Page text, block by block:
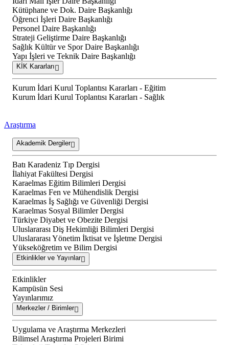
Kütüphane ve Dok. Daire Başkanlığı
Öğrenci İşleri Daire Başkanlığı
Personel Daire Başkanlığı
Strateji Geliştirme Daire Başkanlığı
Sağlık Kültür ve Spor Daire Başkanlığı
Yapı İşleri ve Teknik Daire Başkanlığı
KİK Kararları
Kurum İdari Kurul Toplantısı Kararları - Eğitim
Kurum İdari Kurul Toplantısı Kararları - Sağlık
Araştırma
Akademik Dergiler
Batı Karadeniz Tıp Dergisi
İlahiyat Fakültesi Dergisi
Karaelmas Eğitim Bilimleri Dergisi
Karaelmas Fen ve Mühendislik Dergisi
Karaelmas İş Sağlığı ve Güvenliği Dergisi
Karaelmas Sosyal Bilimler Dergisi
Türkiye Diyabet ve Obezite Dergisi
Uluslararası Diş Hekimliği Bilimleri Dergisi
Uluslararası Yönetim İktisat ve İşletme Dergisi
Yükseköğretim ve Bilim Dergisi
Etkinlikler ve Yayınlar
Etkinlikler
Kampüsün Sesi
Yayınlarımız
Merkezler / Birimler
Uygulama ve Araştırma Merkezleri
Bilimsel Araştırma Projeleri Birimi